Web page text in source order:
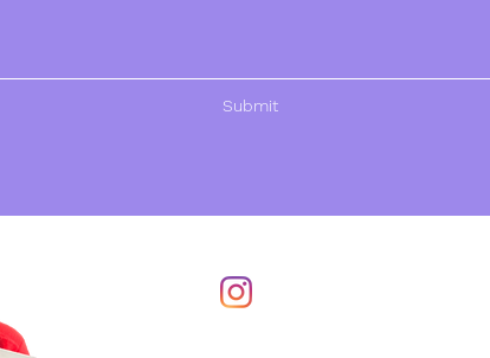
Submit